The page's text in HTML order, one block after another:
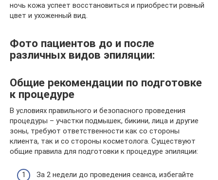
ночь кожа успеет восстановиться и приобрести ровный
цвет и ухоженный вид.
Фото пациентов до и после
различных видов эпиляции:
Общие рекомендации по подготовке
к процедуре
В условиях правильного и безопасного проведения
процедуры – участки подмышек, бикини, лица и другие
зоны, требуют ответственности как со стороны
клиента, так и со стороны косметолога. Существуют
общие правила для подготовки к процедуре эпиляции:
За 2 недели до проведения сеанса, избегайте